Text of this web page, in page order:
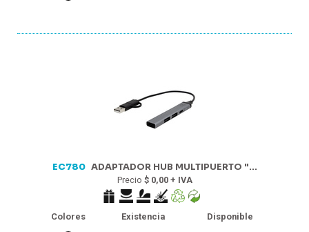
EC780 ADAPTADOR HUB MULTIPUERTO "...
Precio $ 0,00 + IVA
Colores Existencia Disponible